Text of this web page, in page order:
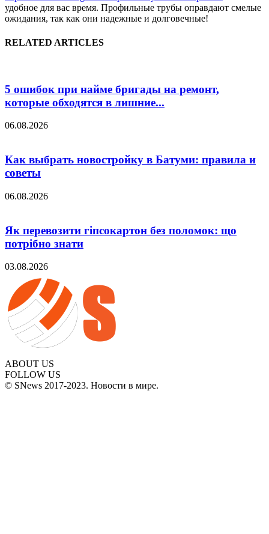
удобное для вас время. Профильные трубы оправдают смелые
ожидания, так как они надежные и долговечные!
RELATED ARTICLES
5 ошибок при найме бригады на ремонт,
которые обходятся в лишние...
06.08.2026
Как выбрать новостройку в Батуми: правила и
советы
06.08.2026
Як перевозити гіпсокартон без поломок: що
потрібно знати
03.08.2026
ABOUT US
FOLLOW US
© SNews 2017-2023. Новости в мире.